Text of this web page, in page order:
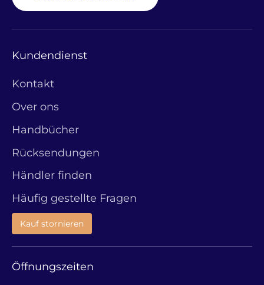
Kundendienst
Kontakt
Over ons
Handbücher
Rücksendungen
Händler finden
Häufig gestellte Fragen
Kauf stornieren
Öffnungszeiten